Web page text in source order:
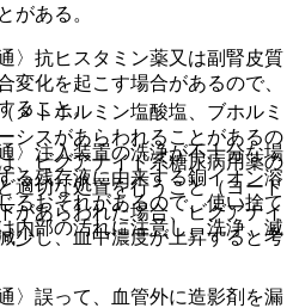
がある。
〉抗ヒスタミン薬又は副腎皮質
変化を起こす場合があるので、
ること。
注入装置の洗浄が不十分な場
る残存液に由来する銅イオン溶
るおそれがあるので、使い捨て
内部の汚れに注意し、洗浄、滅
〉誤って、血管外に造影剤を漏
メトホルミン塩酸塩、ブホルミ
シスがあらわれることがあるの
、ビグアナイド系糖尿病用薬の
適切な処置を行うこと（ヨード
があらわれた場合、ビグアナイ
少し、血中濃度が上昇すると考